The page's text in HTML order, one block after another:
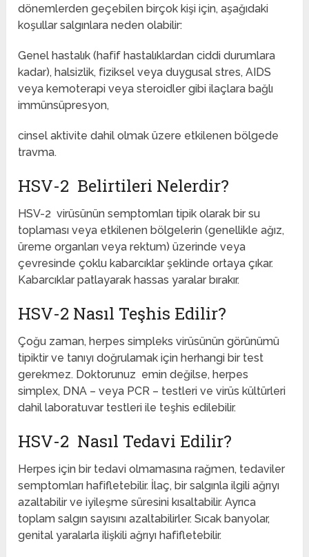
dönemlerden geçebilen birçok kişi için, aşağıdaki
koşullar salgınlara neden olabilir:
Genel hastalık (hafif hastalıklardan ciddi durumlara
kadar), halsizlik, fiziksel veya duygusal stres, AIDS
veya kemoterapi veya steroidler gibi ilaçlara bağlı
immünsüpresyon,
cinsel aktivite dahil olmak üzere etkilenen bölgede
travma.
HSV-2 Belirtileri Nelerdir?
HSV-2 virüsünün semptomları tipik olarak bir su
toplaması veya etkilenen bölgelerin (genellikle ağız,
üreme organları veya rektum) üzerinde veya
çevresinde çoklu kabarcıklar şeklinde ortaya çıkar.
Kabarcıklar patlayarak hassas yaralar bırakır.
HSV-2 Nasıl Teşhis Edilir?
Çoğu zaman, herpes simpleks virüsünün görünümü
tipiktir ve tanıyı doğrulamak için herhangi bir test
gerekmez. Doktorunuz emin değilse, herpes
simplex, DNA – veya PCR – testleri ve virüs kültürleri
dahil laboratuvar testleri ile teşhis edilebilir.
HSV-2 Nasıl Tedavi Edilir?
Herpes için bir tedavi olmamasına rağmen, tedaviler
semptomları hafifletebilir. İlaç, bir salgınla ilgili ağrıyı
azaltabilir ve iyileşme süresini kısaltabilir. Ayrıca
toplam salgın sayısını azaltabilirler. Sıcak banyolar,
genital yaralarla ilişkili ağrıyı hafifletebilir.